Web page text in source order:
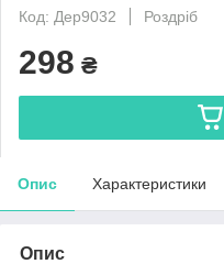
Код: Дер9032
Роздріб
298 ₴
Опис Характеристики
Опис